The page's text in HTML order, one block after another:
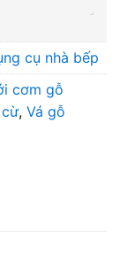
cụ nhà bếp
cơm gỗ
, Vá gỗ